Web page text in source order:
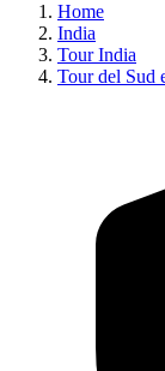
Home
India
Tour India
Tour del Sud